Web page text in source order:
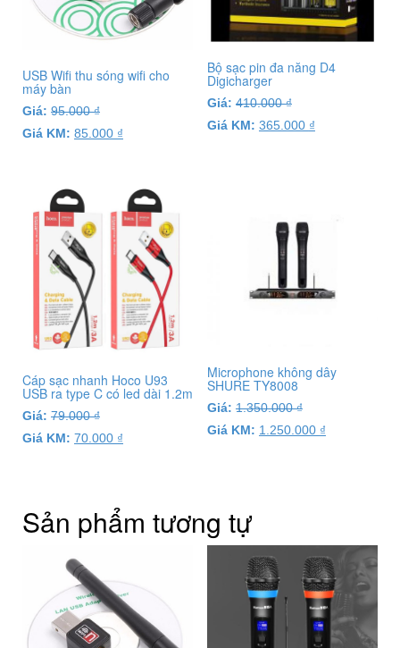
USB Wifi thu sóng wifi cho
máy bàn
Giá: 95.000₫
Giá KM: 85.000 ₫
Bộ sạc pin đa năng D4
Digicharger
Giá: 410.000₫
Giá KM: 365.000 ₫
Cáp sạc nhanh Hoco U93
USB ra type C có led dài 1.2m
Giá: 79.000₫
Giá KM: 70.000 ₫
Microphone không dây
SHURE TY8008
Giá: 1.350.000₫
Giá KM: 1.250.000 ₫
Sản phẩm tương tự